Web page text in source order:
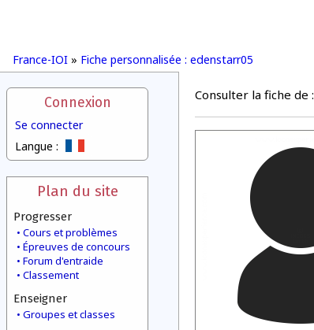
France-IOI » Fiche personnalisée : edenstarr05
Connexion
Se connecter
Langue :
Plan du site
Progresser
Cours et problèmes
Épreuves de concours
Forum d'entraide
Classement
Enseigner
Groupes et classes
Consulter la fiche de :